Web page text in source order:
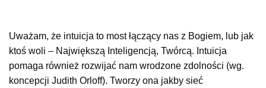
Uważam, że intuicja to most łączący nas z Bogiem, lub jak
ktoś woli – Największą Inteligencją, Twórcą. Intuicja
pomaga również rozwijać nam wrodzone zdolności (wg.
koncepcji Judith Orloff). Tworzy ona jakby sieć